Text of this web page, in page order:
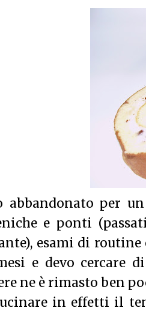
abbandonato per
e ponti
esami di routine
e devo cercare
ne è rimasto ben
in effetti il